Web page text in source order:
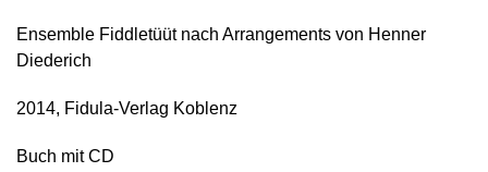
Ensemble Fiddletüüt nach Arrangements von Henner
Diederich
2014, Fidula-Verlag Koblenz
Buch mit CD